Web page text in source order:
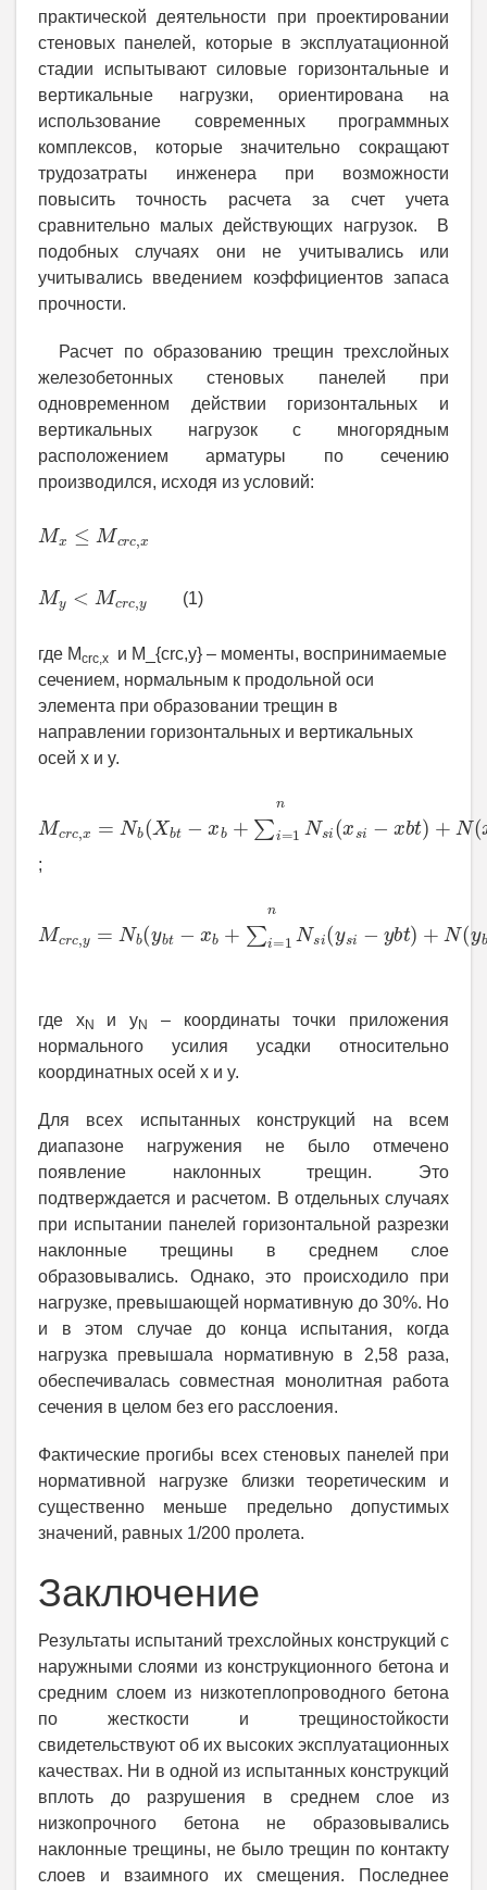
практической деятельности при проектировании
стеновых панелей, которые в эксплуатационной
стадии испытывают силовые горизонтальные и
вертикальные нагрузки, ориентирована на
использование современных программных
комплексов, которые значительно сокращают
трудозатраты инженера при возможности
повысить точность расчета за счет учета
сравнительно малых действующих нагрузок. В
подобных случаях они не учитывались или
учитывались введением коэффициентов запаса
прочности.
Расчет по образованию трещин трехслойных
железобетонных стеновых панелей при
одновременном действии горизонтальных и
вертикальных нагрузок с многорядным
расположением арматуры по сечению
производился, исходя из условий:
Mx M c rc
My c rc
(1)
где Mcrc,x
и M_{crc,y} – моменты, воспринимаемые
сечением, нормальным к продольной оси
элемента при образовании трещин в
направлении горизонтальных и вертикальных
осей х и y.
Mc Nb Xb =1n i(x i N (x −x
;
Mc Nb y ∑ =1n si(y s +N( b t−y
где xN и yN
– координаты точки приложения
нормального усилия усадки относительно
координатных осей х и y.
Для всех испытанных конструкций на всем
диапазоне нагружения не было отмечено
появление наклонных трещин. Это
подтверждается и расчетом. В отдельных случаях
при испытании панелей горизонтальной разрезки
наклонные трещины в среднем слое
образовывались. Однако, это происходило при
нагрузке, превышающей нормативную до 30%. Но
и в этом случае до конца испытания, когда
нагрузка превышала нормативную в 2,58 раза,
обеспечивалась совместная монолитная работа
сечения в целом без его расслоения.
Фактические прогибы всех стеновых панелей при
нормативной нагрузке близки теоретическим и
существенно меньше предельно допустимых
значений, равных 1/200 пролета.
Заключение
Результаты испытаний трехслойных конструкций с
наружными слоями из конструкционного бетона и
средним слоем из низкотеплопроводного бетона
по жесткости и трещиностойкости
свидетельствуют об их высоких эксплуатационных
качествах. Ни в одной из испытанных конструкций
вплоть до разрушения в среднем слое из
низкопрочного бетона не образовывались
наклонные трещины, не было трещин по контакту
слоев и взаимного их смещения. Последнее